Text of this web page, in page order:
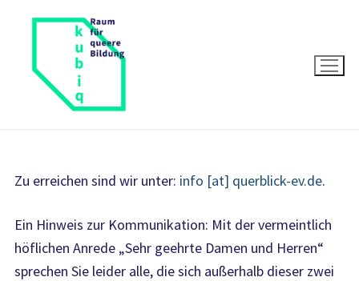
Zu erreichen sind wir unter: info [at] querblick-ev.de.
Ein Hinweis zur Kommunikation: Mit der vermeintlich
höflichen Anrede „Sehr geehrte Damen und Herren“
sprechen Sie leider alle, die sich außerhalb dieser zwei